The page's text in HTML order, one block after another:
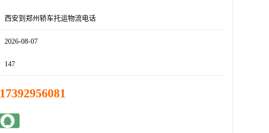
西安到郑州轿车托运物流电话
2026-08-07
147
17392956081